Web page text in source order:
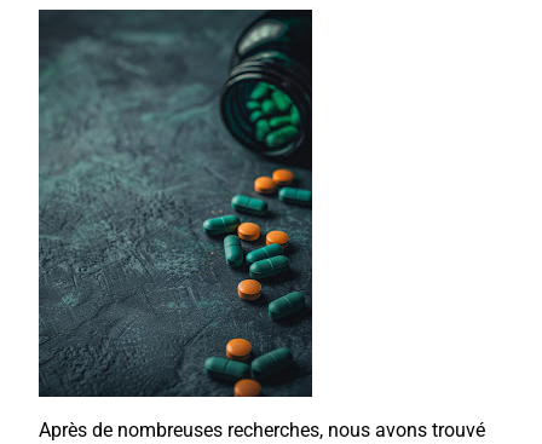
Après de nombreuses recherches, nous avons trouvé